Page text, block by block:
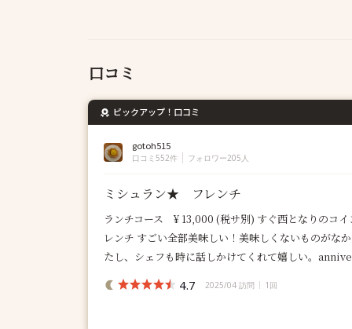
口コミ
ピックアップ！口コミ
gotoh515
口コミ552件 フォロワー205人
ミシュラン★ フレンチ
ランチコース ¥ 13,000 (税サ別) すぐ西となりのコ
レンチ すごい全部美味しい！美味しくないものがな
たし、シェフも時に話しかけてくれて嬉しい。
4.7 2025/04 訪問 1回